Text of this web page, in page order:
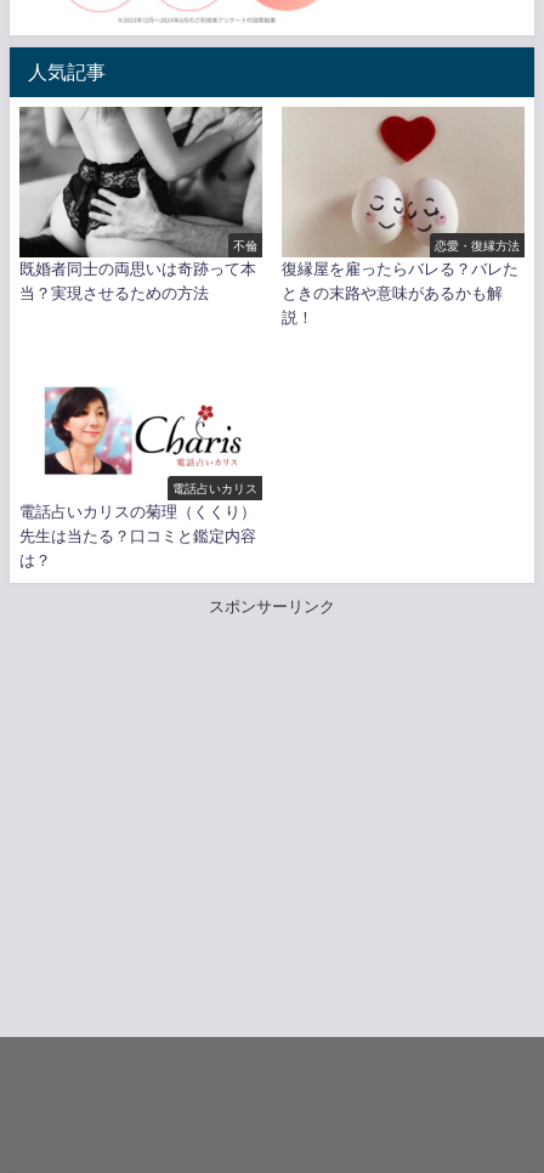
人気記事
不倫
既婚者同士の両思いは奇跡って本
当？実現させるための方法
恋愛・復縁方法
復縁屋を雇ったらバレる？バレた
ときの末路や意味があるかも解
説！
電話占いカリス
電話占いカリスの菊理（くくり）
先生は当たる？口コミと鑑定内容
は？
スポンサーリンク